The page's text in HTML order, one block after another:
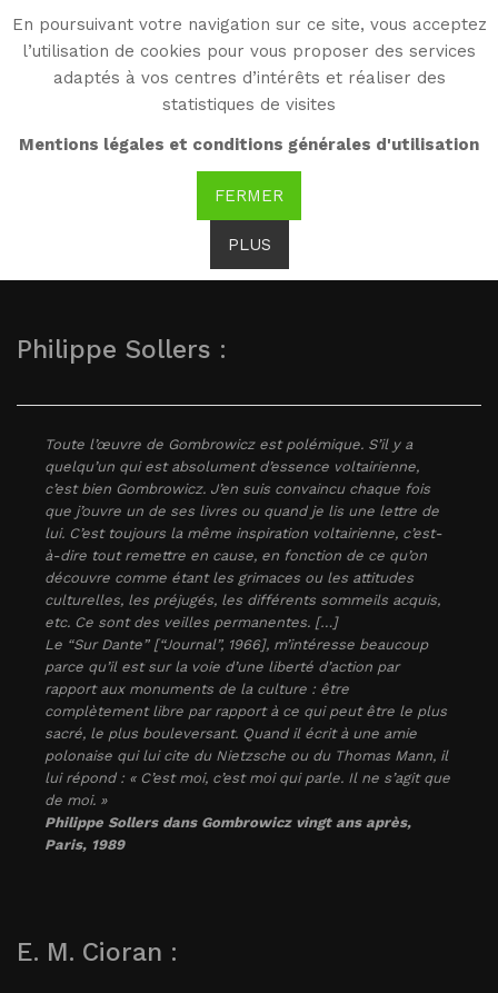
En poursuivant votre navigation sur ce site, vous acceptez
l’utilisation de cookies pour vous proposer des services
adaptés à vos centres d’intérêts et réaliser des
statistiques de visites
Mentions légales et conditions générales d'utilisation
FERMER
PLUS
WG
Witold Gombrowicz
Journal (1953-1969) : Vu
Philippe Sollers :
Toute l’œuvre de Gombrowicz est polémique. S’il y a
quelqu’un qui est absolument d’essence voltairienne,
c’est bien Gombrowicz. J’en suis convaincu chaque fois
que j’ouvre un de ses livres ou quand je lis une lettre de
lui. C’est toujours la même inspiration voltairienne, c’est-
à-dire tout remettre en cause, en fonction de ce qu’on
découvre comme étant les grimaces ou les attitudes
culturelles, les préjugés, les différents sommeils acquis,
etc. Ce sont des veilles permanentes. […]
Le “Sur Dante” [“Journal”, 1966], m’intéresse beaucoup
parce qu’il est sur la voie d’une liberté d’action par
rapport aux monuments de la culture : être
complètement libre par rapport à ce qui peut être le plus
sacré, le plus bouleversant. Quand il écrit à une amie
polonaise qui lui cite du Nietzsche ou du Thomas Mann, il
lui répond : « C’est moi, c’est moi qui parle. Il ne s’agit que
de moi. »
Philippe Sollers dans Gombrowicz vingt ans après,
Paris, 1989
E. M. Cioran :